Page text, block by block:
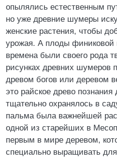
опылялись естественным
но уже древние шумеры
женские растения, чтобы
урожая. А плоды финиковой
времена были своего рода
рисунках древних шумеров
древом богов или деревом
это райское древо познания
тщательно охранялось в
пальма была важнейшей
одной из старейших в
первым в мире деревом,
специально выращивать